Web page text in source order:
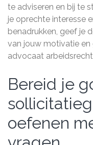
te adviseren en bij te
je oprechte interesse
benadrukken, geef je
van jouw motivatie
advocaat
Bereid je
oefenen